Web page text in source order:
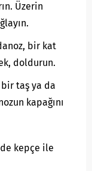
Üzerin
bir kat
doldurun.
taş ya da
kapağını
kepçe ile